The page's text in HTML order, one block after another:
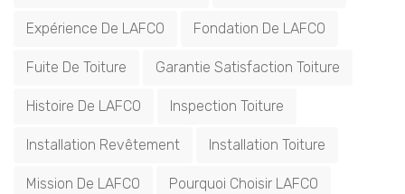
Expérience De LAFCO Fondation De LAFCO
Fuite De Toiture Garantie Satisfaction Toiture
Histoire De LAFCO Inspection Toiture
Installation Revêtement Installation Toiture
Mission De LAFCO Pourquoi Choisir LAFCO